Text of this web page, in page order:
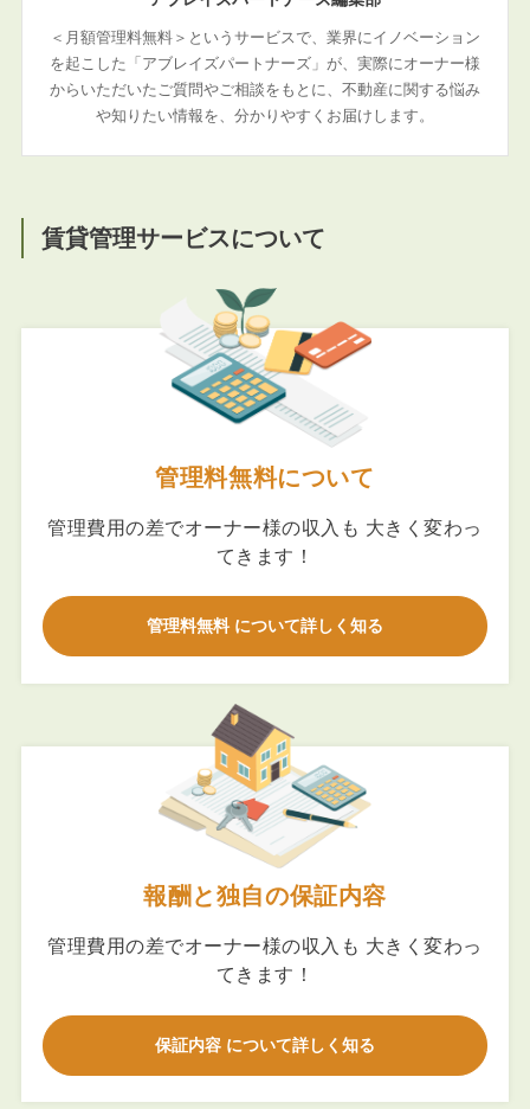
＜月額管理料無料＞というサービスで、業界にイノベーション
を起こした「アブレイズパートナーズ」が、実際にオーナー様
からいただいたご質問やご相談をもとに、不動産に関する悩み
や知りたい情報を、分かりやすくお届けします。
賃貸管理サービスについて
管理料無料について
管理費用の差でオーナー様の収入も 大きく変わっ
てきます！
管理料無料 について詳しく知る
報酬と独自の保証内容
管理費用の差でオーナー様の収入も 大きく変わっ
てきます！
保証内容 について詳しく知る